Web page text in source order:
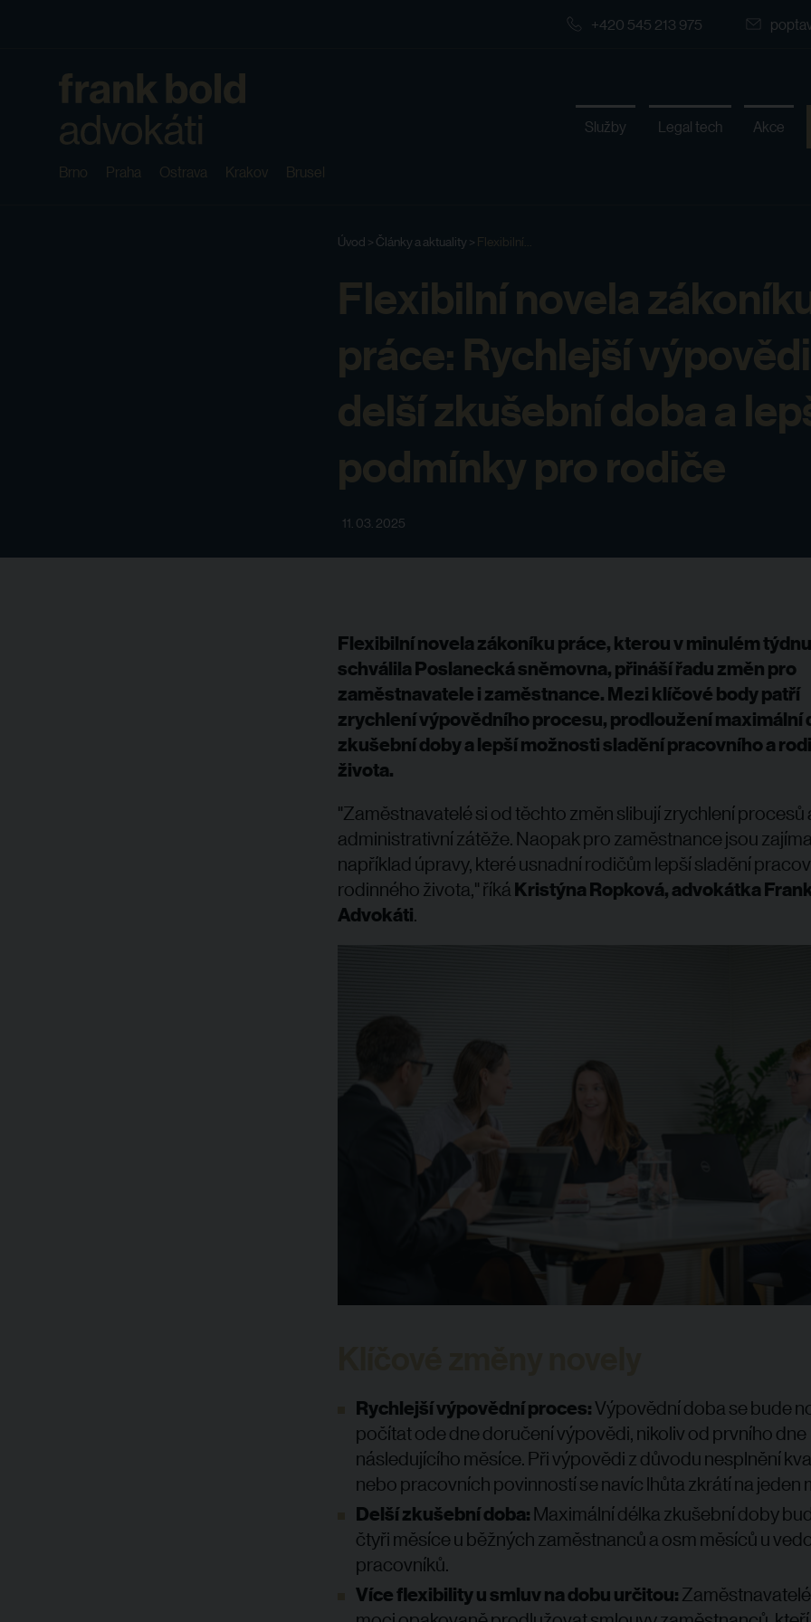
+420 545 213 975
Brno Praha Ostrava Krakov Brusel
Služby Legal tech Akce
Úvod > Články a aktuality > Flexibilní...
Flexibilní novela
práce: Rychlejší
delší zkušební doba a
podmínky pro rodiče
11. 03. 2025
Flexibilní novela zákoníku práce, kterou v minulém týdnu
schválila Poslanecká sněmovna, přináší řadu změn pro
zaměstnavatele i zaměstnance. Mezi klíčové body patří
zrychlení výpovědního procesu, prodloužení maximální
zkušební doby a lepší možnosti sladění pracovního a
života.
"Zaměstnavatelé si od těchto změn slibují zrychlení procesů
administrativní zátěže. Naopak pro zaměstnance jsou
například úpravy, které usnadní rodičům lepší sladění
rodinného života," říká Kristýna Ropková, advokátka
Advokáti.
Rychlejší výpovědní proces:Výpovědní doba se bude
počítat ode dne doručení výpovědi, nikoliv od prvního dne
následujícího měsíce. Při výpovědi z důvodu nesplnění
nebo pracovních povinností se navíc lhůta zkrátí na jeden
Delší zkušební doba: Maximální délka zkušební doby
čtyři měsíce u běžných zaměstnanců a osm měsíců u
pracovníků.
Více flexibility u smluv na dobu určitou: